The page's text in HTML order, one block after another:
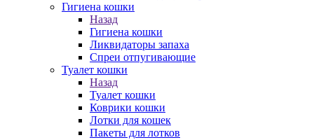
Гигиена кошки
Назад
Гигиена кошки
Ликвидаторы запаха
Спреи отпугивающие
Туалет кошки
Назад
Туалет кошки
Коврики кошки
Лотки для кошек
Пакеты для лотков